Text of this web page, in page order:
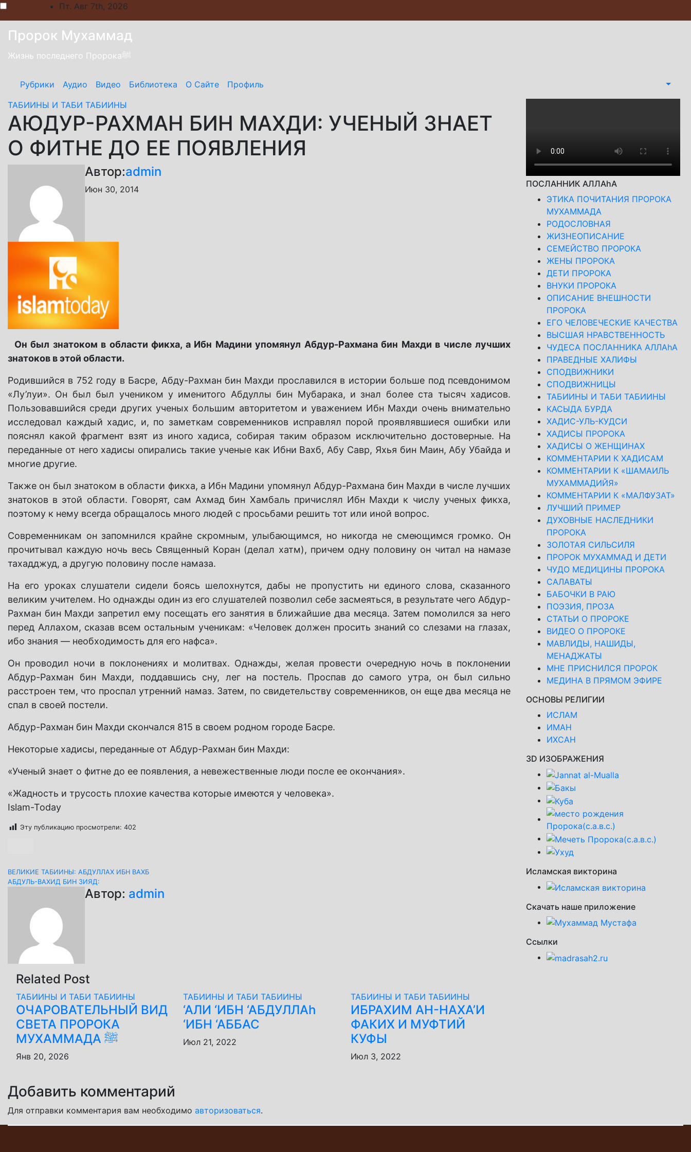
Skip
to
content
Пт. Авг 7th, 2026
Пророк Мухаммад
Жизнь последнего Пророкаﷺ
Рубрики Аудио Видео Библиотека О Сайте
Профиль
ТАБИИНЫ И ТАБИ ТАБИИНЫ
АЮДУР-РАХМАН БИН МАХДИ: УЧЕНЫЙ ЗНАЕТ
О ФИТНЕ ДО ЕЕ ПОЯВЛЕНИЯ
Автор:admin
Июн 30, 2014
Он был знатоком в области фикха, а Ибн Мадини упомянул Абдур-Рахмана бин Махди в числе лучших
знатоков в этой области.
Родившийся в 752 году в Басре, Абду-Рахман бин Махди прославился в истории больше под псевдонимом
«Лу’луи». Он был был учеником у именитого Абдуллы бин Мубарака, и знал более ста тысяч хадисов.
Пользовавшийся среди других ученых большим авторитетом и уважением Ибн Махди очень внимательно
исследовал каждый хадис, и, по заметкам современников исправлял порой проявлявшиеся ошибки или
пояснял какой фрагмент взят из иного хадиса, собирая таким образом исключительно достоверные. На
переданные от него хадисы опирались такие ученые как Ибни Вахб, Абу Савр, Яхья бин Маин, Абу Убайда и
многие другие.
Также он был знатоком в области фикха, а Ибн Мадини упомянул Абдур-Рахмана бин Махди в числе лучших
знатоков в этой области. Говорят, сам Ахмад бин Хамбаль причислял Ибн Махди к числу ученых фикха,
поэтому к нему всегда обращалось много людей с просьбами решить тот или иной вопрос.
Современникам он запомнился крайне скромным, улыбающимся, но никогда не смеющимся громко. Он
прочитывал каждую ночь весь Священный Коран (делал хатм), причем одну половину он читал на намазе
тахадджуд, а другую половину после намаза.
На его уроках слушатели сидели боясь шелохнутся, дабы не пропустить ни единого слова, сказанного
великим учителем. Но однажды один из его слушателей позволил себе засмеяться, в результате чего Абдур-
Рахман бин Махди запретил ему посещать его занятия в ближайшие два месяца. Затем помолился за него
перед Аллахом, сказав всем остальным ученикам: «Человек должен просить знаний со слезами на глазах,
ибо знания — необходимость для его нафса».
Он проводил ночи в поклонениях и молитвах. Однажды, желая провести очередную ночь в поклонении
Абдур-Рахман бин Махди, поддавшись сну, лег на постель. Проспав до самого утра, он был сильно
расстроен тем, что проспал утренний намаз. Затем, по свидетельству современников, он еще два месяца не
спал в своей постели.
Абдур-Рахман бин Махди скончался 815 в своем родном городе Басре.
Некоторые хадисы, переданные от Абдур-Рахман бин Махди:
«Ученый знает о фитне до ее появления, а невежественные люди после ее окончания».
«Жадность и трусость плохие качества которые имеются у человека».
Islam-Today
Эту публикацию просмотрели: 402
Навигация
записям
ВЕЛИКИЕ ТАБИИНЫ: АБДУЛЛАХ ИБН ВАХБ
АБДУЛЬ-ВАХИД БИН ЗИЯД:
Автор: admin
Related Post
ТАБИИНЫ И ТАБИ ТАБИИНЫ
ОЧАРОВАТЕЛЬНЫЙ ВИД
СВЕТА ПРОРОКА
МУХАММАДА ﷺ
Янв 20, 2026
ТАБИИНЫ И ТАБИ ТАБИИНЫ
‘АЛИ ‘ИБН ‘АБДУЛЛАh
‘ИБН ‘АББАС
Июл 21, 2022
ТАБИИНЫ И ТАБИ ТАБИИНЫ
ИБРАХИМ АН-НАХА’И
ФАКИХ И МУФТИЙ
КУФЫ
Июл 3, 2022
Добавить комментарий
Для отправки комментария вам необходимо авторизоваться.
ПОСЛАННИК АЛЛАhА
ЭТИКА ПОЧИТАНИЯ ПРОРОКА
МУХАММАДА
РОДОСЛОВНАЯ
ЖИЗНЕОПИСАНИЕ
СЕМЕЙСТВО ПРОРОКА
ЖЕНЫ ПРОРОКА
ДЕТИ ПРОРОКА
ВНУКИ ПРОРОКА
ОПИСАНИЕ ВНЕШНОСТИ
ПРОРОКА
ЕГО ЧЕЛОВЕЧЕСКИЕ КАЧЕСТВА
ВЫСШАЯ НРАВСТВЕННОСТЬ
ЧУДЕСА ПОСЛАННИКА АЛЛАhА
ПРАВЕДНЫЕ ХАЛИФЫ
СПОДВИЖНИКИ
СПОДВИЖНИЦЫ
ТАБИИНЫ И ТАБИ ТАБИИНЫ
КАСЫДА БУРДА
ХАДИС-УЛЬ-КУДСИ
ХАДИСЫ ПРОРОКА
ХАДИСЫ О ЖЕНЩИНАХ
КОММЕНТАРИИ К ХАДИСАМ
КОММЕНТАРИИ К «ШАМАИЛЬ
МУХАММАДИЙЯ»
КОММЕНТАРИИ К «МАЛФУЗАТ»
ЛУЧШИЙ ПРИМЕР
ДУХОВНЫЕ НАСЛЕДНИКИ
ПРОРОКА
ЗОЛОТАЯ СИЛЬСИЛЯ
ПРОРОК МУХАММАД И ДЕТИ
ЧУДО МЕДИЦИНЫ ПРОРОКА
САЛАВАТЫ
БАБОЧКИ В РАЮ
ПОЭЗИЯ, ПРОЗА
СТАТЬИ О ПРОРОКЕ
ВИДЕО О ПРОРОКЕ
МАВЛИДЫ, НАШИДЫ,
МЕНАДЖАТЫ
МНЕ ПРИСНИЛСЯ ПРОРОК
МЕДИНА В ПРЯМОМ ЭФИРЕ
ОСНОВЫ РЕЛИГИИ
ИСЛАМ
ИМАН
ИХСАН
3D ИЗОБРАЖЕНИЯ
Исламская викторина
Скачать наше приложение
Ссылки